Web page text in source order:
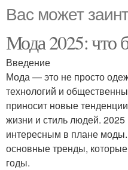
Вас может
Мода 2025: что
Введение
Мода — это не просто
технологий и
приносит новые
жизни и стиль людей.
интересным в плане
основные тренды,
годы.